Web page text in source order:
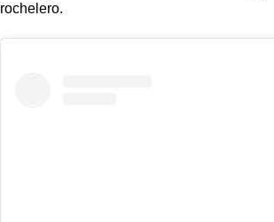
rochelero.